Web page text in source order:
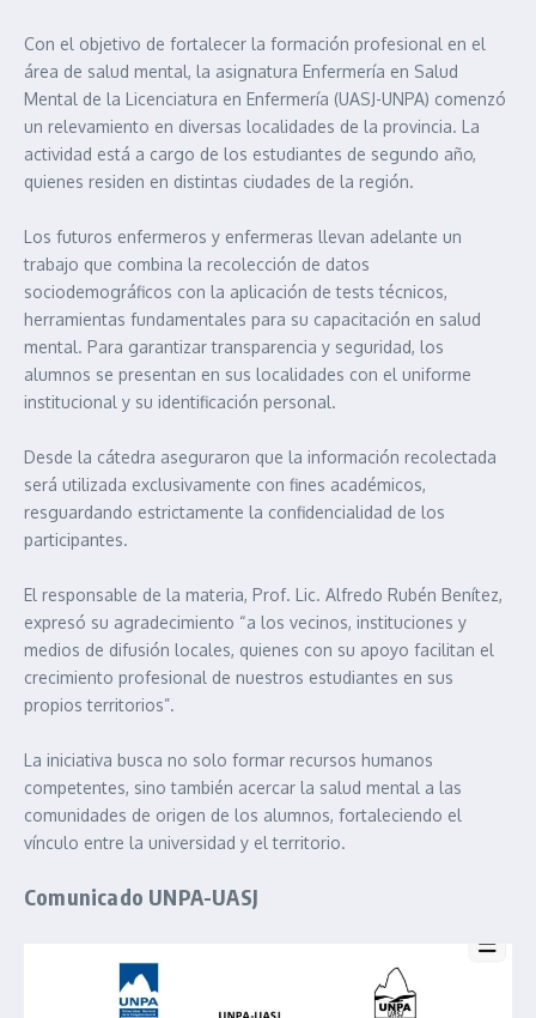
Con el objetivo de fortalecer la formación profesional en el
área de salud mental, la asignatura Enfermería en Salud
Mental de la Licenciatura en Enfermería (UASJ-UNPA) comenzó
un relevamiento en diversas localidades de la provincia. La
actividad está a cargo de los estudiantes de segundo año,
quienes residen en distintas ciudades de la región.
Los futuros enfermeros y enfermeras llevan adelante un
trabajo que combina la recolección de datos
sociodemográficos con la aplicación de tests técnicos,
herramientas fundamentales para su capacitación en salud
mental. Para garantizar transparencia y seguridad, los
alumnos se presentan en sus localidades con el uniforme
institucional y su identificación personal.
Desde la cátedra aseguraron que la información recolectada
será utilizada exclusivamente con fines académicos,
resguardando estrictamente la confidencialidad de los
participantes.
El responsable de la materia, Prof. Lic. Alfredo Rubén Benítez,
expresó su agradecimiento “a los vecinos, instituciones y
medios de difusión locales, quienes con su apoyo facilitan el
crecimiento profesional de nuestros estudiantes en sus
propios territorios”.
La iniciativa busca no solo formar recursos humanos
competentes, sino también acercar la salud mental a las
comunidades de origen de los alumnos, fortaleciendo el
vínculo entre la universidad y el territorio.
Comunicado UNPA-UASJ